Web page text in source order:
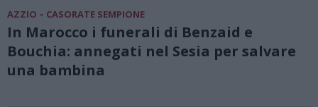
AZZIO – CASORATE SEMPIONE
In Marocco i funerali di Benzaid e
Bouchia: annegati nel Sesia per salvare
una bambina